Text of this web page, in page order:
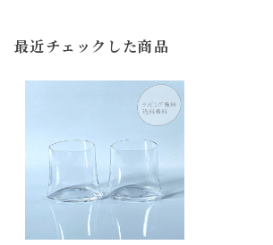
最近チェックした商品